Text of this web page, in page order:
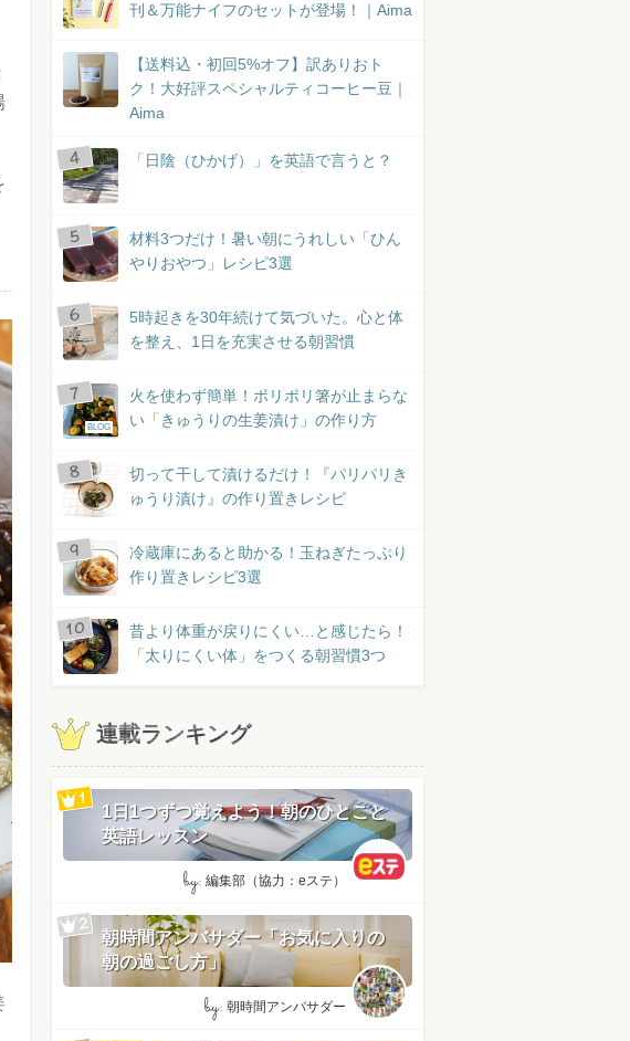
刊＆万能ナイフのセットが登場！｜Aima
【送料込・初回5%オフ】訳ありおト
ク！大好評スペシャルティコーヒー豆｜
Aima
「日陰（ひかげ）」を英語で言うと？
材料3つだけ！暑い朝にうれしい「ひん
やりおやつ」レシピ3選
5時起きを30年続けて気づいた。心と体
を整え、1日を充実させる朝習慣
BLOG
火を使わず簡単！ポリポリ箸が止まらな
い「きゅうりの生姜漬け」の作り方
切って干して漬けるだけ！『パリパリき
ゅうり漬け』の作り置きレシピ
冷蔵庫にあると助かる！玉ねぎたっぷり
作り置きレシピ3選
昔より体重が戻りにくい…と感じたら！
「太りにくい体」をつくる朝習慣3つ
連載ランキング
1日1つずつ覚えよう！朝のひとこと
英語レッスン
by: 編集部（協力：eステ）
朝時間アンバサダー「お気に入りの
朝の過ごし方」
by: 朝時間アンバサダー